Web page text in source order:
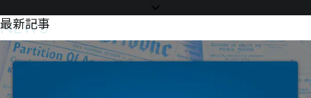
NEWS
最新記事